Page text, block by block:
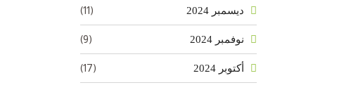
ديسمبر 2024 (11)
نوفمبر 2024 (9)
أكتوبر 2024 (17)